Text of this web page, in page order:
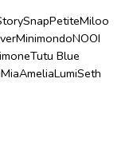
SnapPetiteMiloo
MinimondoNOOI
Tutu Blue
MiaAmeliaLumiSeth